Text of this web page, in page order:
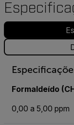
Formaldeído
0,00 a 5,00 ppm